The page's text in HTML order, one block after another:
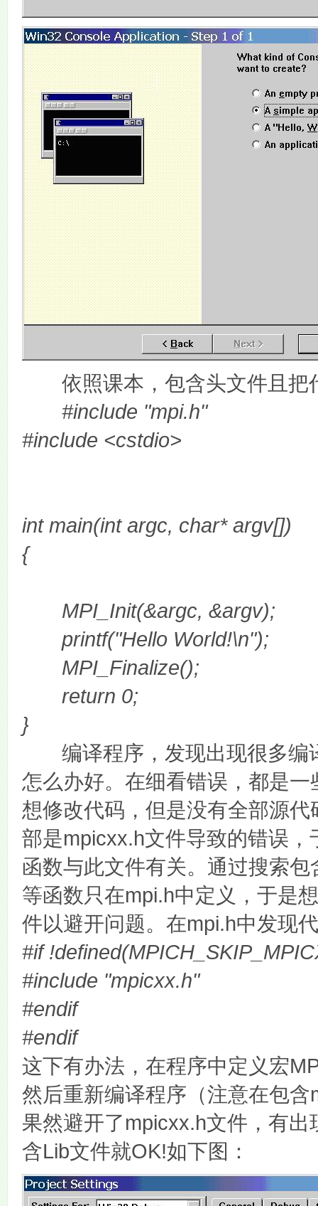
依照课本，包含头文件且把
#include "mpi.h"
#include <cstdio>
int main(int argc, char* argv[])
{
MPI_Init(&argc, &argv);
printf("Hello World!\n");
MPI_Finalize();
return 0;
}
编译程序，发现出现很多编
怎么办好。在细看错误，都是
想修改代码，但是没有全部源
部是mpicxx.h文件导致的错误，
函数与此文件有关。通过搜索包
等函数只在mpi.h中定义，于是
件以避开问题。在mpi.h中发现
#if
#include "mpicxx.h"
#endif
#endif
这下有办法，在程序中定义宏
然后重新编译程序（注意在包含
果然避开了mpicxx.h文件，有出
含Lib文件就OK!如下图：